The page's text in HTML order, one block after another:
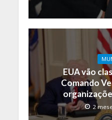
EUA vão
Comando
2